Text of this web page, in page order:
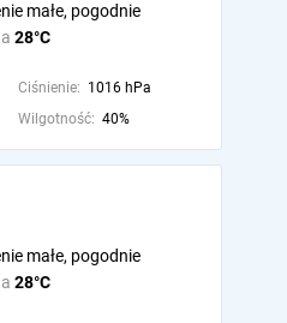
28°C
małe, pogodnie
Ciśnienie: 1016 hPa
Wilgotność: 40%
28°C
małe, pogodnie